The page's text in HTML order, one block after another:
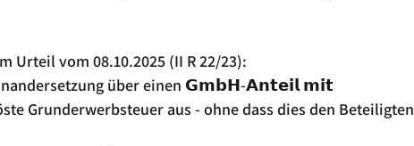
Urteil vom 08.10.2025 (II R 22/23):
über einen 𝗚𝗺𝗯𝗛-𝗔𝗻𝘁𝗲𝗶𝗹 𝗺𝗶𝘁
aus - ohne dass dies den Beteiligten